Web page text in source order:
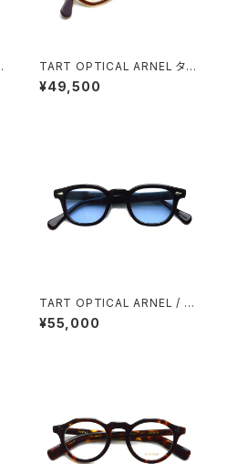
TART OPTICAL ARNEL ター
トオプティカル アーネル / JD-0
4 / 004 BROWN CLEAR ブラ
¥49,500
TART OPTICAL ARNEL / JD
-04 Sun / BLACK-Light Blu
e ブラック-ライトブルーレンズ
¥55,000